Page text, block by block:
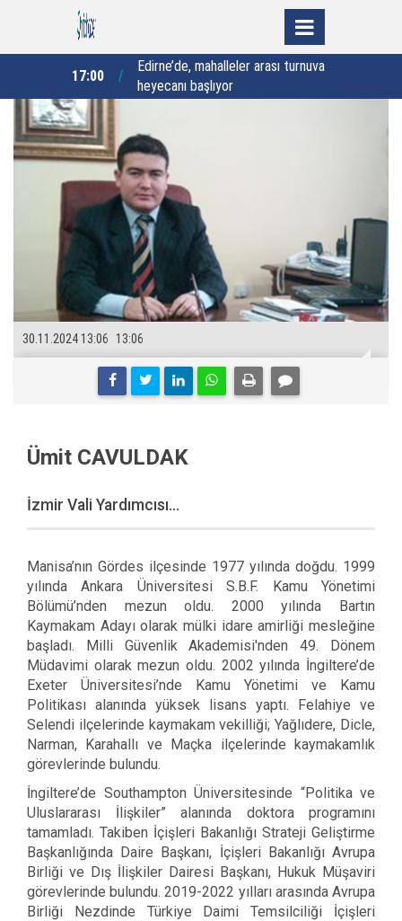
arası turnuva
15:41
“Evlatlarımız için kaybedecek tek
bir saniyemiz yok”
13:06
30.11.2024 13:06
Ümit CAVULDAK
İzmir Vali Yardımcısı...
Manisa’nın Gördes ilçesinde 1977 yılında doğdu. 1999
yılında Ankara Üniversitesi S.B.F. Kamu Yönetimi
Bölümü’nden mezun oldu. 2000 yılında Bartın
Kaymakam Adayı olarak mülki idare amirliği mesleğine
başladı. Milli Güvenlik Akademisi'nden 49. Dönem
Müdavimi olarak mezun oldu. 2002 yılında İngiltere’de
Exeter Üniversitesi’nde Kamu Yönetimi ve Kamu
Politikası alanında yüksek lisans yaptı. Felahiye ve
Selendi ilçelerinde kaymakam vekilliği; Yağlıdere, Dicle,
Narman, Karahallı ve Maçka ilçelerinde kaymakamlık
görevlerinde bulundu.
İngiltere’de Southampton Üniversitesinde “Politika ve
Uluslararası İlişkiler” alanında doktora programını
tamamladı. Takiben İçişleri Bakanlığı Strateji Geliştirme
Başkanlığında Daire Başkanı, İçişleri Bakanlığı Avrupa
Birliği ve Dış İlişkiler Dairesi Başkanı, Hukuk Müşaviri
görevlerinde bulundu. 2019-2022 yılları arasında Avrupa
Birliği Nezdinde Türkiye Daimi Temsilciliği İçişleri